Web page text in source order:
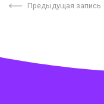
Предыдущая запись